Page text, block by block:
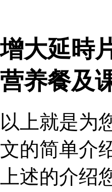
增大延時
营养餐及
以上就是为
文的简单介
上述的介